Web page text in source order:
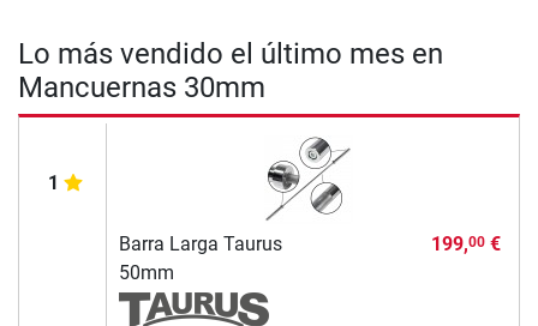
Lo más vendido el último mes en
Mancuernas 30mm
1
Barra Larga Taurus
50mm
199,00€